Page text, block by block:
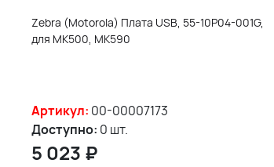
Zebra (Motorola) Плата USB, 55-10P04-001G,
для MK500, MK590
Артикул: 00-00007173
Доступно: 0 шт.
5 023 ₽